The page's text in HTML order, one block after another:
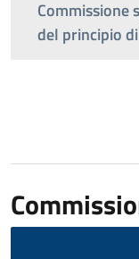
Commissione
del principio